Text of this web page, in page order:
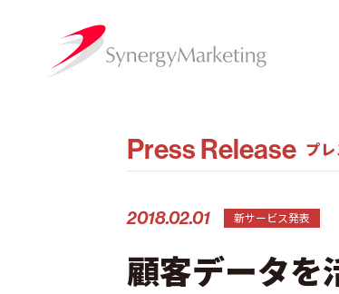
Press Release プ
顧客データを
2018.02.01 新サービス発表